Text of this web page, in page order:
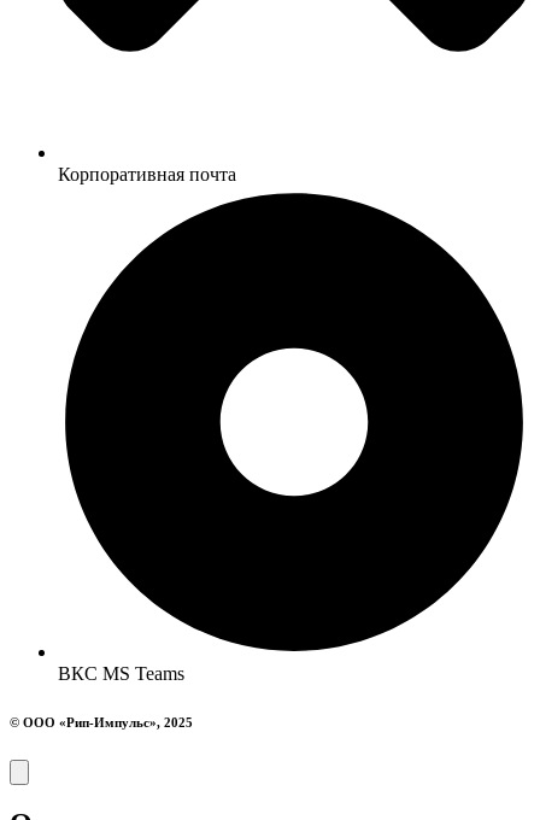
Корпоративная почта
ВКС MS Teams
© ООО «Рип-Импульс», 2025